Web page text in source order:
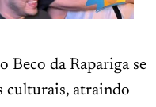
Beco da Rapariga se
culturais, atraindo